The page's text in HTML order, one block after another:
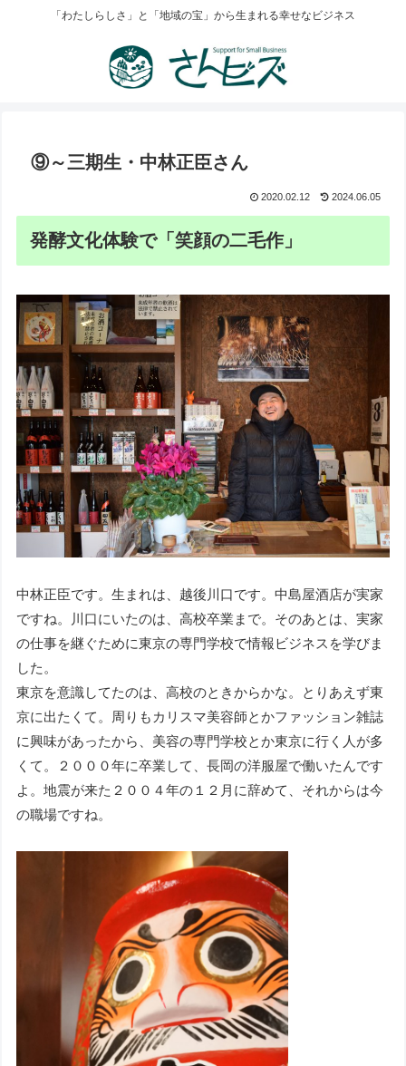
「わたしらしさ」と「地域の宝」から生まれる幸せなビジネス
⑨～三期生・中林正臣さん
2020.02.12 2024.06.05
発酵文化体験で「笑顔の二毛作」
中林正臣です。生まれは、越後川口です。中島屋酒店が実家
ですね。川口にいたのは、高校卒業まで。そのあとは、実家
の仕事を継ぐために東京の専門学校で情報ビジネスを学びま
した。
東京を意識してたのは、高校のときからかな。とりあえず東
京に出たくて。周りもカリスマ美容師とかファッション雑誌
に興味があったから、美容の専門学校とか東京に行く人が多
くて。２０００年に卒業して、長岡の洋服屋で働いたんです
よ。地震が来た２００４年の１２月に辞めて、それからは今
の職場ですね。